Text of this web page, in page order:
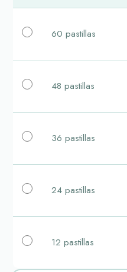
60 pastillas
48 pastillas
36 pastillas
24 pastillas
12 pastillas